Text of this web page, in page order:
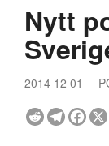
Nytt
2014 12 01